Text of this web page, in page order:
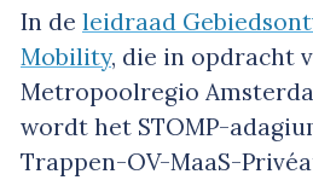
In de leidraad
Mobility, die in opdracht
Metropoolregio
wordt het STOMP-
Trappen-OV-MaaS-